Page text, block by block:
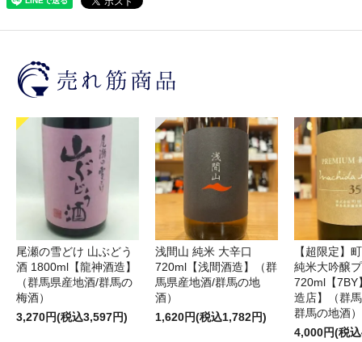
尾瀬の雪どけ 山ぶどう
酒 1800ml【龍神酒造】
（群馬県産地酒/群馬の
梅酒）
3,270円(税込3,597円)
浅間山 純米 大辛口
720ml【浅間酒造】（群
馬県産地酒/群馬の地
酒）
1,620円(税込1,782円)
【超限定】
純米大吟醸
720ml【7BY
造店】（群
群馬の地酒）
4,000円(税